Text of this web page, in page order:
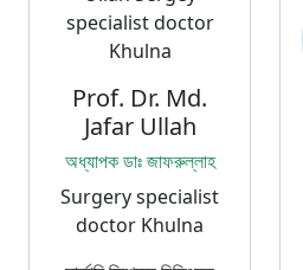
Prof. Dr. Md.
Jafar Ullah
অধ্যাপক ডাঃ জাফরুল্লাহ
Surgery specialist
doctor Khulna